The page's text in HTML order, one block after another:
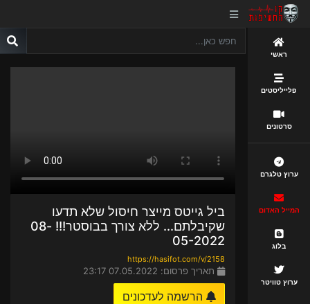
ראשי
פלייליסטים
סרטונים
ערוץ טלגרם
המייל האדום
בלוג
ערוץ טוויטר
ביל גייטס מייצר חיסול שלא תדעו
שקיבלתם... ללא צורך בבוסטר!!! 08-
05-2022
https://hasifot.com/v/2158
תאריך פרסום: 07.05.2022 23:17
הרשמה לעדכונים